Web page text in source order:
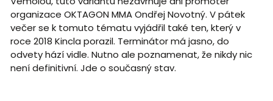
organizace OKTAGON MMA Ondřej Novotný. V pátek
večer se k tomuto tématu vyjádřil také ten, který v
roce 2018 Kincla porazil. Terminátor má jasno, do
odvety hází vidle. Nutno ale poznamenat, že nikdy nic
není definitivní. Jde o současný stav.